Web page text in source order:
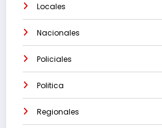
Locales
Nacionales
Policiales
Politica
Regionales